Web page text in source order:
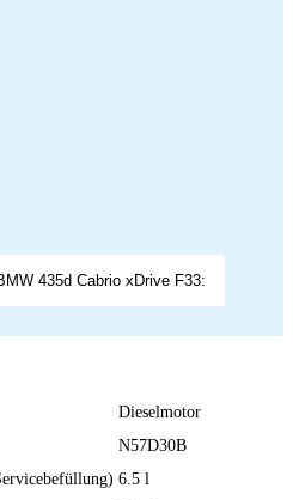
435d Cabrio xDrive F33:
Dieselmotor
N57D30B
6.5 l